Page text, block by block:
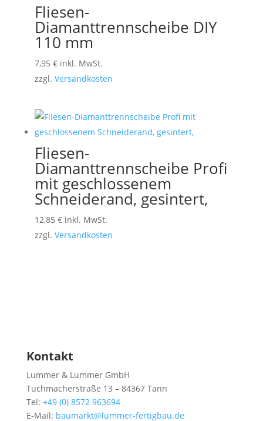
Fliesen-
Diamanttrennscheibe DIY
110 mm
7,95 € inkl. MwSt.
zzgl. Versandkosten
Fliesen-
Diamanttrennscheibe Profi
mit geschlossenem
Schneiderand, gesintert,
12,85 € inkl. MwSt.
zzgl. Versandkosten
Kontakt
Lummer & Lummer GmbH
Tuchmacherstraße 13 – 84367 Tann
Tel: +49 (0) 8572 963694
E-Mail: baumarkt@lummer-fertigbau.de